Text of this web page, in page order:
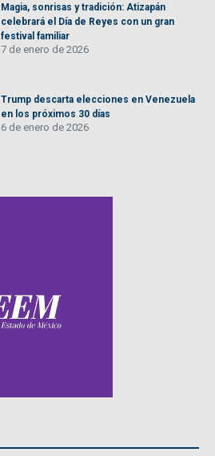
Magia, sonrisas y tradición: Atizapán
celebrará el Día de Reyes con un gran
festival familiar
7 de enero de 2026
Trump descarta elecciones en Venezuela
en los próximos 30 días
6 de enero de 2026